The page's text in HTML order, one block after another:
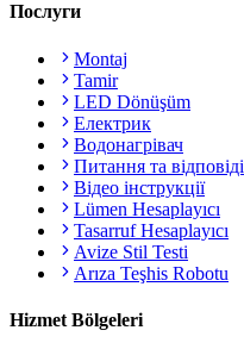
Послуги
Montaj
Tamir
LED Dönüşüm
Електрик
Водонагрівач
Питання та відповіді
Відео інструкції
Lümen Hesaplayıcı
Tasarruf Hesaplayıcı
Avize Stil Testi
Arıza Teşhis Robotu
Hizmet Bölgeleri